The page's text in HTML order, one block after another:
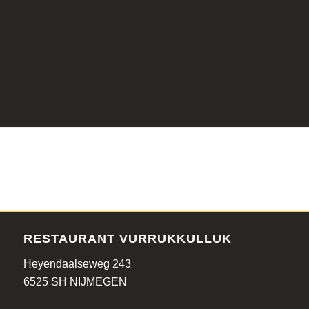
RESTAURANT VURRUKKULLUK
Heyendaalseweg 243
6525 SH NIJMEGEN